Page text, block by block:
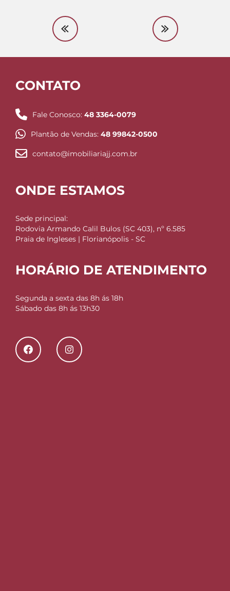
CONTATO
Fale Conosco: 48 3364-0079
Plantão de Vendas: 48 99842-0500
contato@imobiliariajj.com.br
ONDE ESTAMOS
Sede principal:
Rodovia Armando Calil Bulos (SC 403), nº 6.585
Praia de Ingleses | Florianópolis - SC
HORÁRIO DE ATENDIMENTO
Segunda a sexta das 8h ás 18h
Sábado das 8h ás 13h30